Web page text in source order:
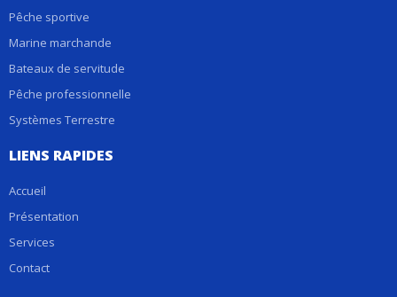
Pêche sportive
Marine marchande
Bateaux de servitude
Pêche professionnelle
Systèmes Terrestre
LIENS RAPIDES
Accueil
Présentation
Services
Contact